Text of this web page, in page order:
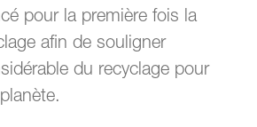
pour la première fois la
afin de souligner
du recyclage pour